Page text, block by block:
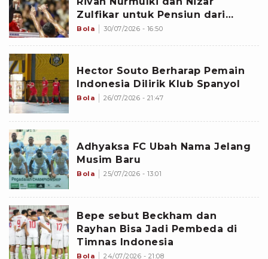
Zulfikar untuk Pensiun dari
Timnas Voli Indonesia
Bola 30/07/2026 - 16:50
Hector Souto Berharap Pemain
Indonesia Dilirik Klub Spanyol
Bola 26/07/2026 - 21:47
Adhyaksa FC Ubah Nama Jelang
Musim Baru
Bola 25/07/2026 - 13:01
Bepe sebut Beckham dan
Rayhan Bisa Jadi Pembeda di
Timnas Indonesia
Bola 24/07/2026 - 21:08